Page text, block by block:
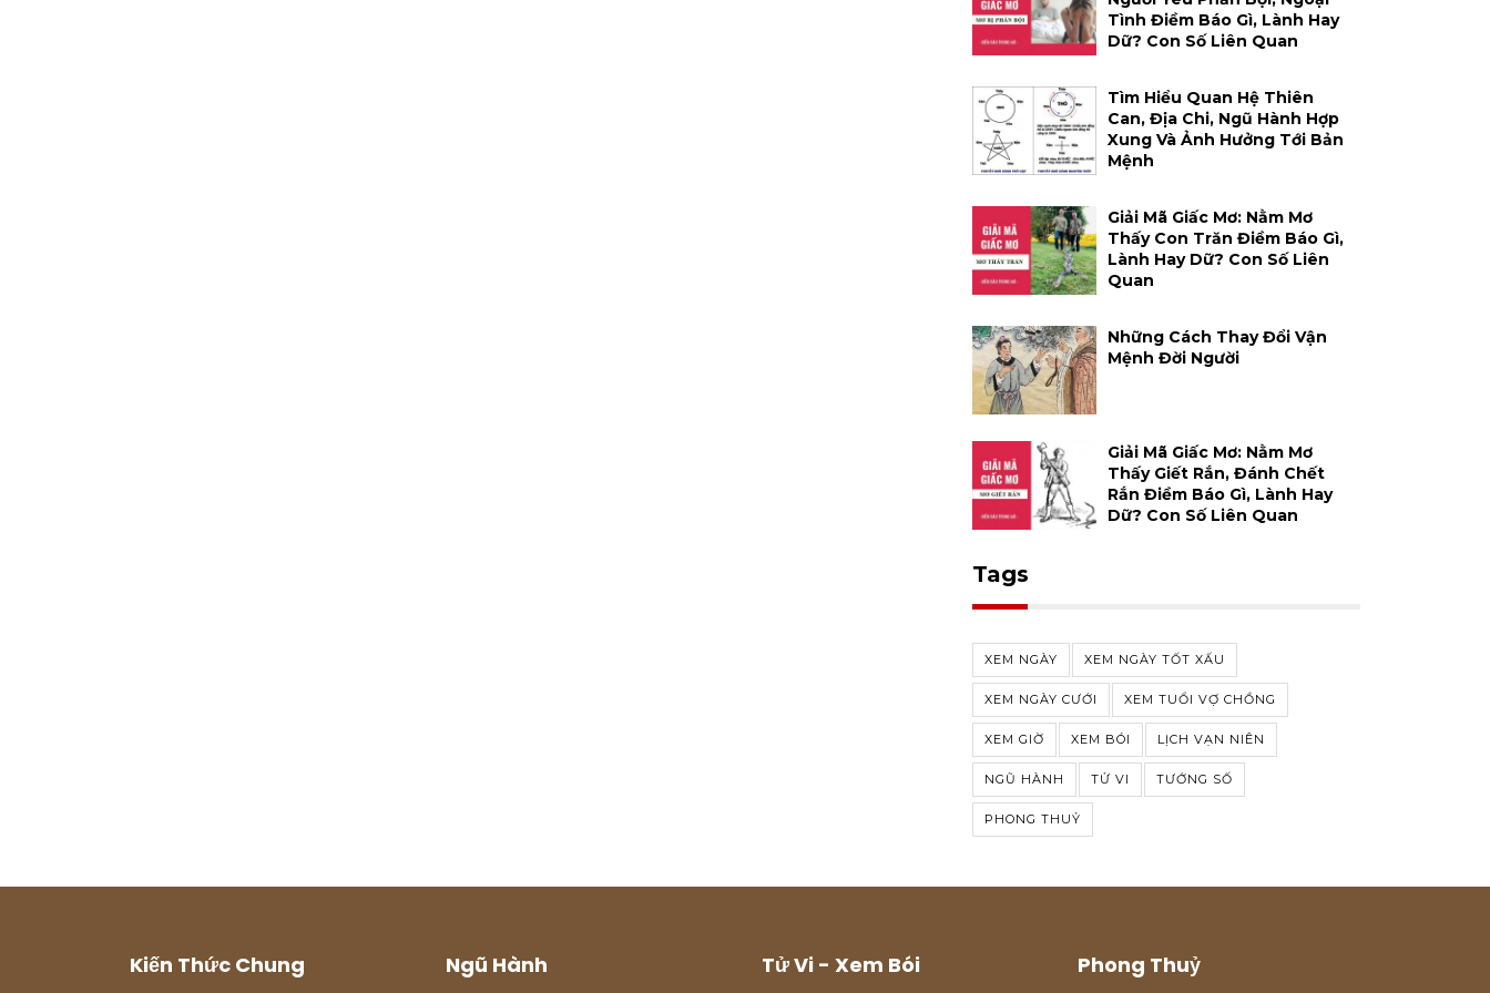
Tình Điềm Báo Gì, Lành Hay
Dữ? Con Số Liên Quan
Tìm Hiểu Quan Hệ Thiên
Can, Địa Chi, Ngũ Hành Hợp
Xung Và Ảnh Hưởng Tới Bản
Mệnh
Giải Mã Giấc Mơ: Nằm Mơ
Thấy Con Trăn Điềm Báo Gì,
Lành Hay Dữ? Con Số Liên
Quan
Những Cách Thay Đổi Vận
Mệnh Đời Người
Giải Mã Giấc Mơ: Nằm Mơ
Thấy Giết Rắn, Đánh Chết
Rắn Điềm Báo Gì, Lành Hay
Dữ? Con Số Liên Quan
Tags
XEM NGÀY XEM NGÀY TỐT XẤU
XEM NGÀY CƯỚI XEM TUỔI VỢ CHỒNG
XEM GIỜ XEM BÓI LỊCH VẠN NIÊN
NGŨ HÀNH TỬ VI TƯỚNG SỐ
PHONG THUỶ
Kiến Thức Chung Ngũ Hành Tử Vi - Xem Bói Phong Thuỷ